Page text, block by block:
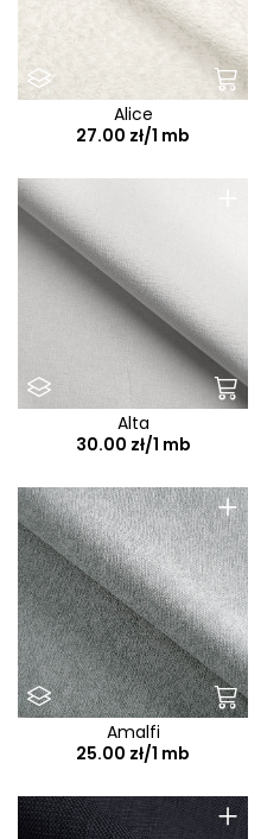
Alice
27.00 zł/1 mb
+
Alta
30.00 zł/1 mb
+
Amalfi
25.00 zł/1 mb
+